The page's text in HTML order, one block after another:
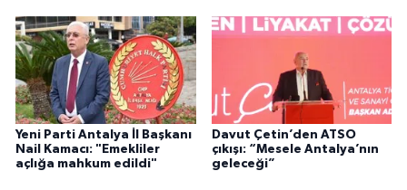
Yeni Parti Antalya İl Başkanı
Nail Kamacı: "Emekliler
açlığa mahkum edildi"
Davut Çetin’den ATSO
çıkışı: “Mesele Antalya’nın
geleceği”